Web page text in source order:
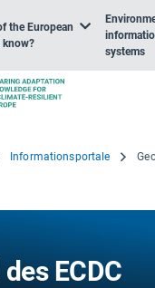
the European
know?
systems
Informationsportale
ECDC